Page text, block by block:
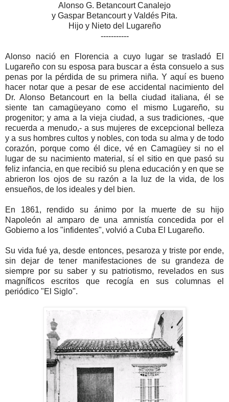
Alonso G. Betancourt Canalejo
y Gaspar Betancourt y Valdés Pita.
Hijo y Nieto del Lugareño
-----------
Alonso nació en Florencia a cuyo lugar se trasladó El
Lugareño con su esposa para buscar a ésta consuelo a sus
penas por la pérdida de su primera niña. Y aquí es bueno
hacer notar que a pesar de ese accidental nacimiento del
Dr. Alonso Betancourt en la bella ciudad italiana, él se
siente tan camagüeyano como el mismo Lugareño, su
progenitor; y ama a la vieja ciudad, a sus tradiciones, -que
recuerda a menudo,- a sus mujeres de excepcional belleza
y a sus hombres cultos y nobles, con toda su alma y de todo
corazón, porque como él dice, vé en Camagüey si no el
lugar de su nacimiento material, sí el sitio en que pasó su
feliz infancia, en que recibió su plena educación y en que se
abrieron los ojos de su razón a la luz de la vida, de los
ensueños, de los ideales y del bien.
En 1861, rendido su ánimo por la muerte de su hijo
Napoleón al amparo de una amnistía concedida por el
Gobierno a los "infidentes", volvió a Cuba El Lugareño.
Su vida fué ya, desde entonces, pesaroza y triste por ende,
sin dejar de tener manifestaciones de su grandeza de
siempre por su saber y su patriotismo, revelados en sus
magníficos escritos que recogía en sus columnas el
periódico "El Siglo".